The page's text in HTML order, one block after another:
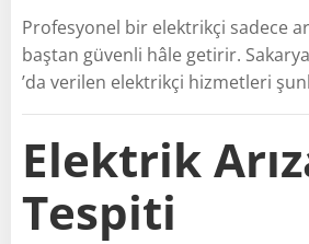
Profesyonel bir elektrikçi sadece
baştan güvenli hâle getirir.
’da verilen elektrikçi hizmetleri
Elektrik
Tespiti